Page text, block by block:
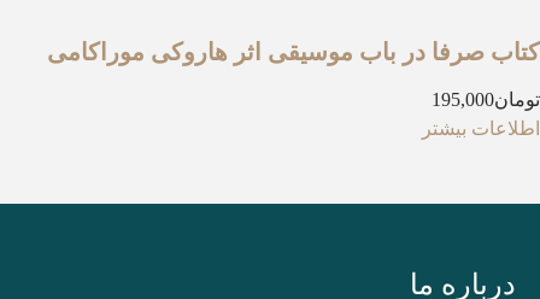
کتاب صرفا در باب موسیقی اثر هاروکی موراکامی
تومان195,000
اطلاعات بیشتر
درباره ما